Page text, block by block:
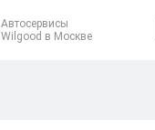
Автосервисы
Wilgood в Москве